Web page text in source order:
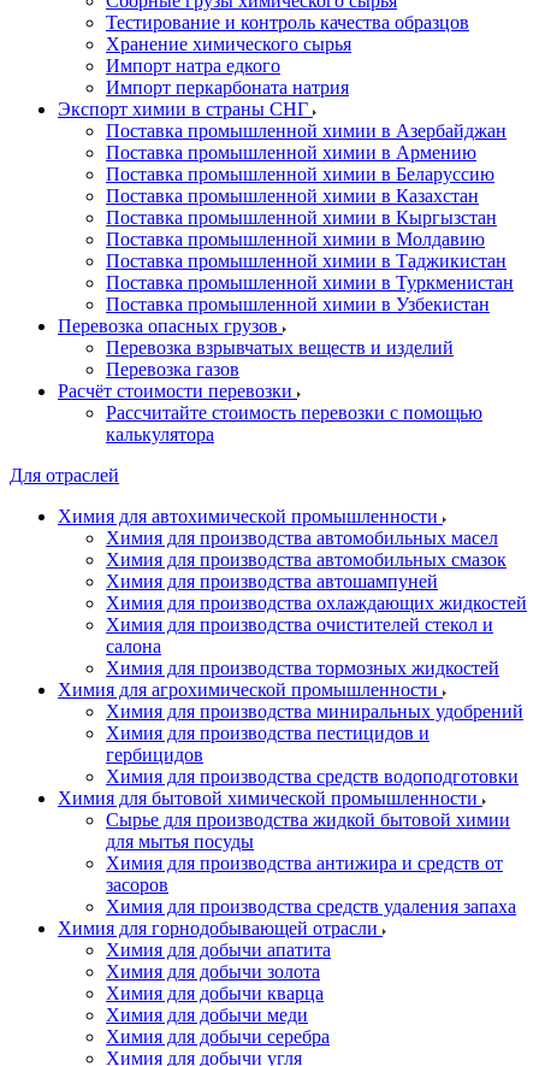
Тестирование и контроль качества образцов
Хранение химического сырья
Импорт натра едкого
Импорт перкарбоната натрия
Экспорт химии в страны СНГ
Поставка промышленной химии в Азербайджан
Поставка промышленной химии в Армению
Поставка промышленной химии в Беларуссию
Поставка промышленной химии в Казахстан
Поставка промышленной химии в Кыргызстан
Поставка промышленной химии в Молдавию
Поставка промышленной химии в Таджикистан
Поставка промышленной химии в Туркменистан
Поставка промышленной химии в Узбекистан
Перевозка опасных грузов
Перевозка взрывчатых веществ и изделий
Перевозка газов
Расчёт стоимости перевозки
Рассчитайте стоимость перевозки с помощью
калькулятора
Для отраслей
Химия для автохимической промышленности
Химия для производства автомобильных масел
Химия для производства автомобильных смазок
Химия для производства автошампуней
Химия для производства охлаждающих жидкостей
Химия для производства очистителей стекол и
салона
Химия для производства тормозных жидкостей
Химия для агрохимической промышленности
Химия для производства миниральных удобрений
Химия для производства пестицидов и
гербицидов
Химия для производства средств водоподготовки
Химия для бытовой химической промышленности
Сырье для производства жидкой бытовой химии
для мытья посуды
Химия для производства антижира и средств от
засоров
Химия для производства средств удаления запаха
Химия для горнодобывающей отрасли
Химия для добычи апатита
Химия для добычи золота
Химия для добычи кварца
Химия для добычи меди
Химия для добычи серебра
Химия для добычи угля